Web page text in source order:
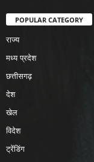
POPULAR CATEGORY
राज्य
मध्य प्रदेश
छत्तीसगढ़
देश
खेल
विदेश
ट्रेंडिंग